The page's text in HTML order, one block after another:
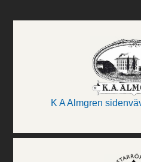
K A Almgren